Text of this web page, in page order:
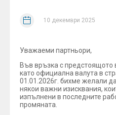
10 декември 2025
Уважаеми партньори,
Във връзка с
като официална валута в
01.01.2026г. бихме желали
някои важни изисквания,
изпълнени в последните
промяната.